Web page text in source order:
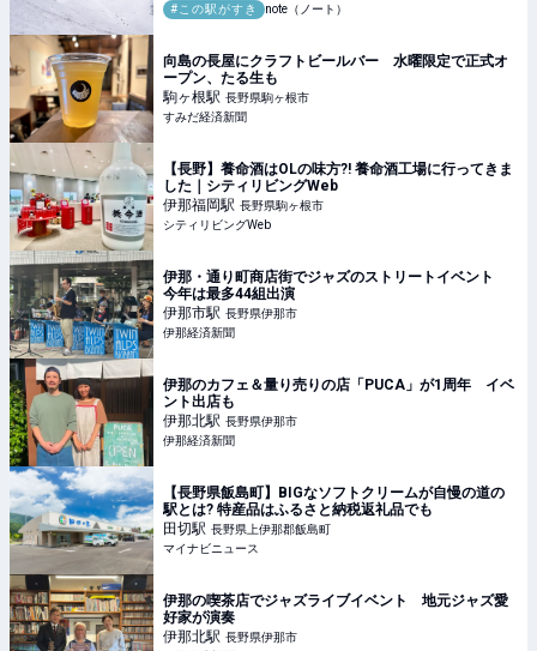
ヶ根市
#この駅がすき note（ノート）
向島の長屋にクラフトビールバー 水曜限定で正式オ
ープン、たる生も
駒ヶ根駅 長野県駒ヶ根市
すみだ経済新聞
【長野】養命酒はOLの味方?! 養命酒工場に行ってきま
した｜シティリビングWeb
伊那福岡駅 長野県駒ヶ根市
シティリビングWeb
伊那・通り町商店街でジャズのストリートイベント
今年は最多44組出演
伊那市駅 長野県伊那市
伊那経済新聞
伊那のカフェ＆量り売りの店「PUCA」が1周年 イベ
ント出店も
伊那北駅 長野県伊那市
伊那経済新聞
【長野県飯島町】BIGなソフトクリームが自慢の道の
駅とは? 特産品はふるさと納税返礼品でも
田切駅 長野県上伊那郡飯島町
マイナビニュース
伊那の喫茶店でジャズライブイベント 地元ジャズ愛
好家が演奏
伊那北駅 長野県伊那市